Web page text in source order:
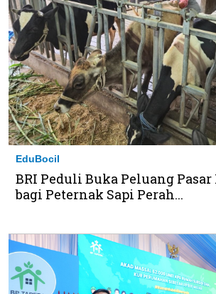
EduBocil
BRI Peduli Buka Peluang Pasar
bagi Peternak Sapi Perah...